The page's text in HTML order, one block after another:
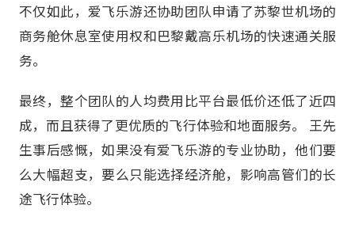
不仅如此，爱飞乐游还协助团队申请了苏黎世机场的
商务舱休息室使用权和巴黎戴高乐机场的快速通关服
务。
最终，整个团队的人均费用比平台最低价还低了近四
成，而且获得了更优质的飞行体验和地面服务。 王先
生事后感慨，如果没有爱飞乐游的专业协助，他们要
么大幅超支，要么只能选择经济舱，影响高管们的长
途飞行体验。